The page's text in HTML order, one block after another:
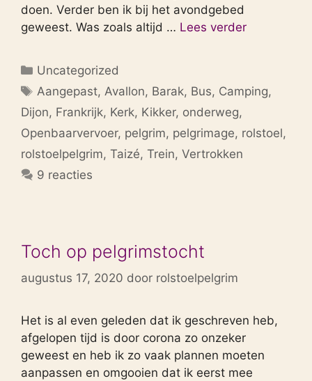
doen. Verder ben ik bij het avondgebed
geweest. Was zoals altijd … Lees verder
Categorieën
Uncategorized
Tags
Aangepast, Avallon, Barak, Bus, Camping,
Dijon, Frankrijk, Kerk, Kikker, onderweg,
Openbaarvervoer, pelgrim, pelgrimage, rolstoel,
rolstoelpelgrim, Taizé, Trein, Vertrokken
9 reacties
Toch op pelgrimstocht
augustus 17, 2020 door rolstoelpelgrim
Het is al even geleden dat ik geschreven heb,
afgelopen tijd is door corona zo onzeker
geweest en heb ik zo vaak plannen moeten
aanpassen en omgooien dat ik eerst mee